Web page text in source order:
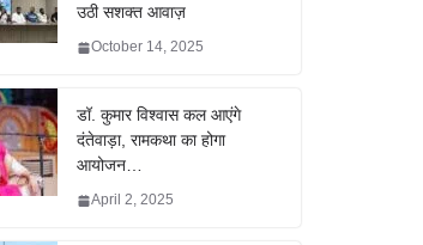
उठी सशक्त आवाज़
October 14, 2025
डॉ. कुमार विश्वास कल आएंगे
दंतेवाड़ा, रामकथा का होगा
आयोजन…
April 2, 2025